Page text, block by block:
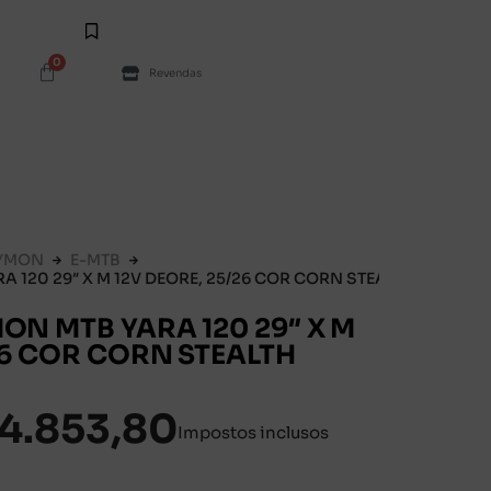
0
Revendas
E-MTB
120 29″ X M 12V DEORE, 25/26 COR CORN STEALTH
MTB YARA 120 29″ X M
COR CORN STEALTH
Impostos inclusos